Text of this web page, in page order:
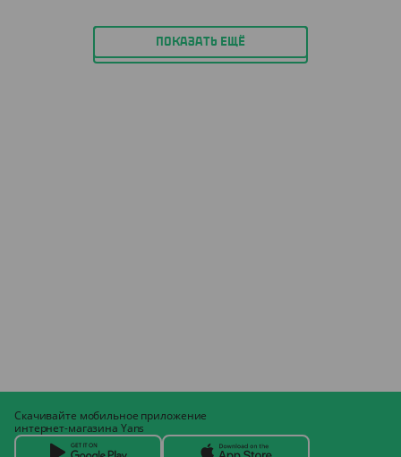
ПОКАЗАТЬ ЕЩЁ
Скачивайте мобильное приложение
интернет-магазина Yans